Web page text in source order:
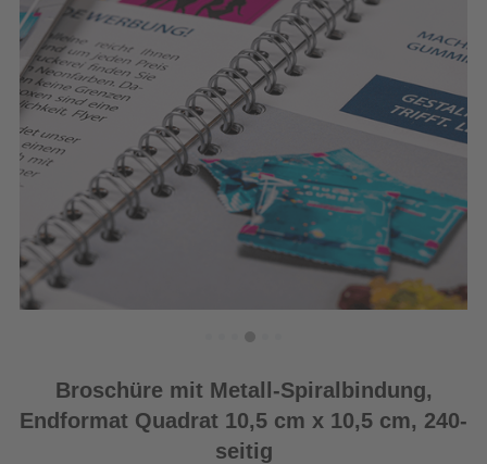
Broschüre mit Metall-Spiralbindung,
Endformat Quadrat 10,5 cm x 10,5 cm, 240-
seitig